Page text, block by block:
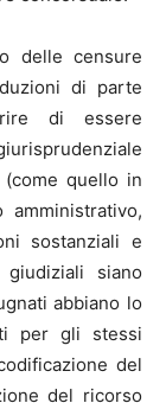
delle censure
di parte
di essere
quello in
sostanziali e
siano
abbiano lo
per gli stessi
del
del ricorso